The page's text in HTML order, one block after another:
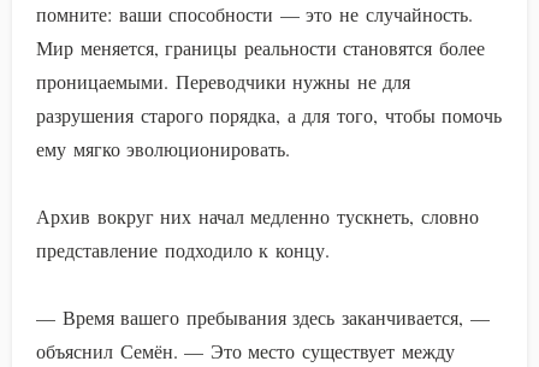
помните: ваши способности — это не случайность.
Мир меняется, границы реальности становятся более
проницаемыми. Переводчики нужны не для
разрушения старого порядка, а для того, чтобы помочь
ему мягко эволюционировать.
Архив вокруг них начал медленно тускнеть, словно
представление подходило к концу.
— Время вашего пребывания здесь заканчивается, —
объяснил Семён. — Это место существует между